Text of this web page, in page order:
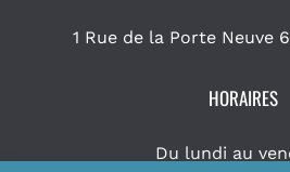
1 Rue de la Porte Neuve
HORAIRES
Du lundi au